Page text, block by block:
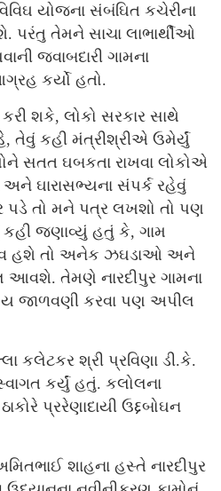
યોજના સંબંઘિત કચેરીના
પરંતુ તેમને સાચા લાભાર્થીઓ
જવાબદારી ગામના
કર્યો હતો.
શકે, લોકો સરકાર સાથે
તેવું કહી મંત્રીશ્રીએ ઉમેર્યું
સતત ઘબકતા રાખવા લોકોએ
ઘારાસભ્યના સંપર્ક રહેવું
તો મને પત્ર લખશો તો પણ
જણાવ્યું હતું કે, ગામ
હશે તો અનેક ઝઘડાઓ અને
તેમણે નારદીપુર ગામના
જાળવણી કરવા પણ અપીલ
કલેટકર શ્રી પ્રવિણા ડી.કે.
કર્યું હતું. કલોલના
પ્રરેણાદાયી ઉદ્દબોઘન
શાહના હસ્તે નારદીપુર